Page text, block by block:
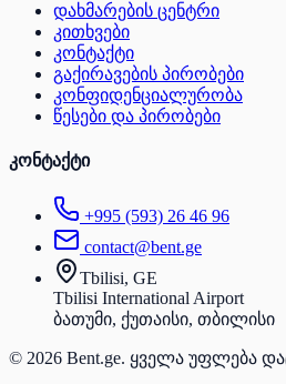
დახმარების ცენტრი
კითხვები
კონტაქტი
გაქირავების პირობები
კონფიდენციალურობა
წესები და პირობები
კონტაქტი
+995 (593) 26 46 96
contact@bent.ge
Tbilisi, GE
Tbilisi International Airport
ბათუმი, ქუთაისი, თბილისი
© 2026 Bent.ge. ყველა უფლება